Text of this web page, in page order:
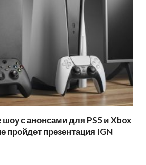
с анонсами для PS5 и Xbox
пройдет презентация IGN